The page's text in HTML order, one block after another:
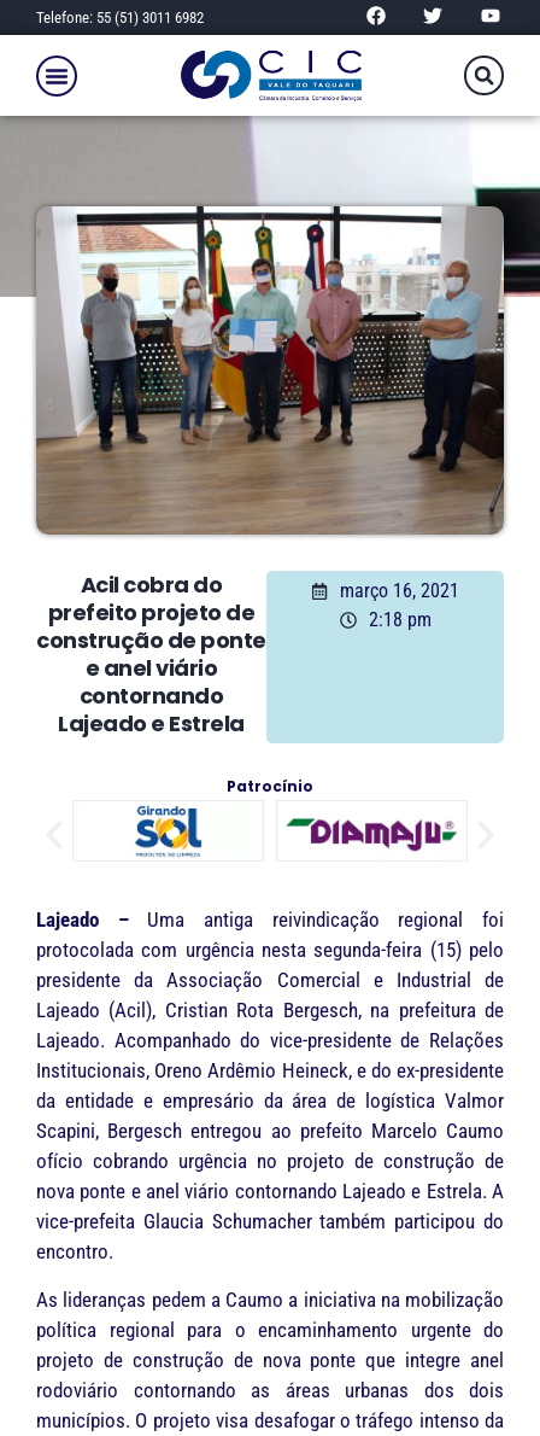
Telefone: 55 (51) 3011 6982
Acil cobra do
prefeito projeto de
construção de ponte
e anel viário
contornando
Lajeado e Estrela
março 16, 2021
2:18 pm
Patrocínio
Lajeado –Uma antiga reivindicação regional foi
protocolada com urgência nesta segunda-feira (15) pelo
presidente da Associação Comercial e Industrial de
Lajeado (Acil), Cristian Rota Bergesch, na prefeitura de
Lajeado. Acompanhado do vice-presidente de Relações
Institucionais, Oreno Ardêmio Heineck, e do ex-presidente
da entidade e empresário da área de logística Valmor
Scapini, Bergesch entregou ao prefeito Marcelo Caumo
ofício cobrando urgência no projeto de construção de
nova ponte e anel viário contornando Lajeado e Estrela. A
vice-prefeita Glaucia Schumacher também participou do
encontro.
As lideranças pedem a Caumo a iniciativa na mobilização
política regional para o encaminhamento urgente do
projeto de construção de nova ponte que integre anel
rodoviário contornando as áreas urbanas dos dois
municípios. O projeto visa desafogar o tráfego intenso da